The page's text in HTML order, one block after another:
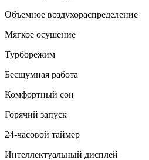
Объемное воздухораспределение
Мягкое осушение
Турборежим
Бесшумная работа
Комфортный сон
Горячий запуск
24-часовой таймер
Интеллектуальный дисплей